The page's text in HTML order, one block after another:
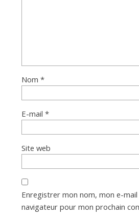
Nom *
E-mail *
Site web
Enregistrer mon nom, mon e-
navigateur pour mon prochain